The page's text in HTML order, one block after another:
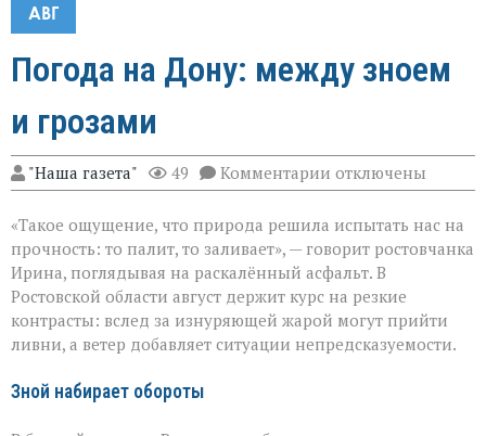
АВГ
Погода на Дону: между зноем
и грозами
"Наша газета" 49 Комментарии к
записи
на
Дону:
между
зноем
и
грозами
отключены
«Такое ощущение, что природа решила испытать нас на
прочность: то палит, то заливает», — говорит ростовчанка
Ирина, поглядывая на раскалённый асфальт. В
Ростовской области август держит курс на резкие
контрасты: вслед за изнуряющей жарой могут прийти
ливни, а ветер добавляет ситуации непредсказуемости.
Зной набирает обороты